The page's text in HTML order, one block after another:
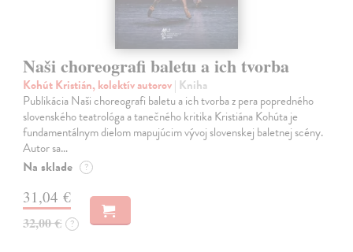
Naši choreografi baletu a ich tvorba
Kohút Kristián, kolektív autorov| Kniha
Publikácia Naši choreografi baletu a ich tvorba z pera popredného
slovenského teatrológa a tanečného kritika Kristiána Kohúta je
fundamentálnym dielom mapujúcim vývoj slovenskej baletnej scény.
Autor sa…
Na sklade ?
31,04 €
32,00 € ?